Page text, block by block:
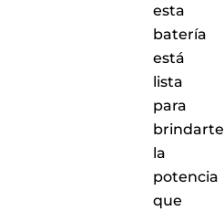
esta
batería
está
lista
para
brindarte
la
potencia
que